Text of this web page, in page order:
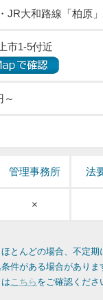
JR大和路線「柏原
市1-5付近
～
管理事務所 法
×
とんどの場合、不定期
件がある場合がありま
こちら をご確認くださ